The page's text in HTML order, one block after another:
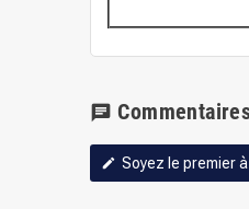
chat
edit Soyez le premier